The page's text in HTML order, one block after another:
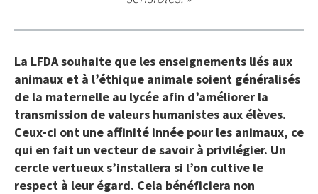
La LFDA souhaite que les enseignements liés aux
animaux et à l’éthique animale soient généralisés
de la maternelle au lycée afin d’améliorer la
transmission de valeurs humanistes aux élèves.
Ceux-ci ont une affinité innée pour les animaux, ce
qui en fait un vecteur de savoir à privilégier. Un
cercle vertueux s’installera si l’on cultive le
respect à leur égard. Cela bénéficiera non